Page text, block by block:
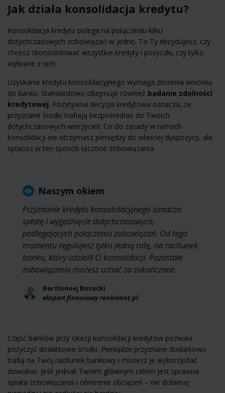
Jak działa konsolidacja kredytu?
Konsolidacja kredytu polega na połączeniu kilku
dotychczasowych zobowiązań w jedno. To Ty decydujesz, czy
chcesz skonsolidować wszystkie kredyty i pożyczki, czy tylko
wybrane z nich.
Uzyskanie kredytu konsolidacyjnego wymaga złożenia wniosku
do banku. Standardowo obejmuje również badanie zdolności
kredytowej. Pozytywna decyzja kredytowa oznacza, że
przyznane środki trafiają bezpośrednio do Twoich
dotychczasowych wierzycieli. Co do zasady w ramach
konsolidacji nie otrzymasz pieniędzy do własnej dyspozycji, ale
spłacisz w ten sposób łączone zobowiązania.
Naszym okiem
Przyznanie kredytu konsolidacyjnego oznacza
spłatę i wygaśnięcie dotychczasowych,
podlegających połączeniu zobowiązań. Od tego
momentu regulujesz tylko jedną ratę, na rachunek
banku, który udzielił Ci konsolidacji. Pozostałe
zobowiązania możesz uznać za zakończone.
Bartłomiej Borucki
ekspert finansowy rankomat.pl
Część banków przy okazji konsolidacji kredytów pozwala
pożyczyć dodatkowe środki. Pieniądze przyznane dodatkowo
trafią na Twój rachunek bankowy i możesz je wykorzystać
dowolnie. Jeśli jednak Twoim głównym celem jest sprawna
spłata zobowiązania i obniżenie obciążeń – nie dobieraj